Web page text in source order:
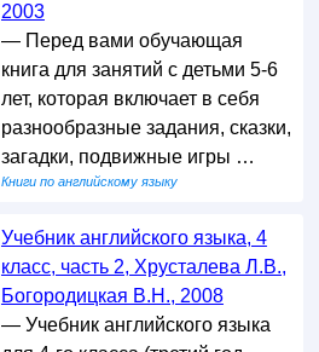
2003
— Перед вами обучающая
книга для занятий с детьми 5-6
лет, которая включает в себя
разнообразные задания, сказки,
загадки, подвижные игры …
Книги по английскому языку
Учебник английского языка, 4
класс, часть 2, Хрусталева Л.В.,
Богородицкая В.Н., 2008
— Учебник английского языка